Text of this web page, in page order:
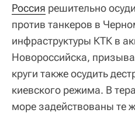
Россия решительно
против танкеров в
инфраструктуры КТК в
Новороссийска,
круги также осудить
киевского режима. В
море задействованы те